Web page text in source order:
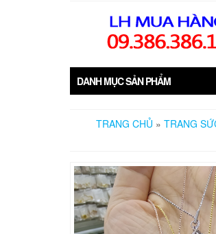
DANH MỤC SẢN PHẨM
TRANG CHỦ » TRANG